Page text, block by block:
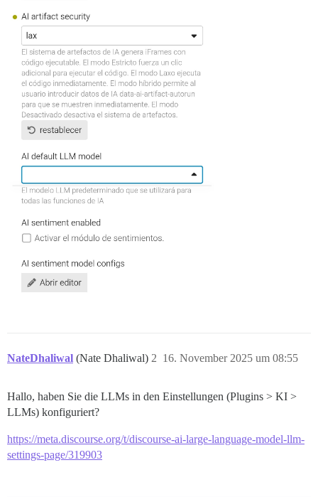
NateDhaliwal (Nate Dhaliwal) 16. November 2025 um 08:55
2
Hallo, haben Sie die LLMs in den Einstellungen (Plugins > KI >
LLMs) konfiguriert?
https://meta.discourse.org/t/discourse-ai-large-language-model-llm-
settings-page/319903